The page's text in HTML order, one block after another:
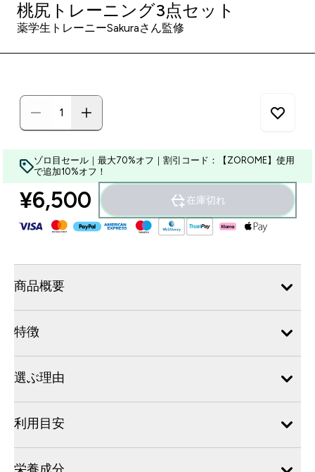
桃尻トレーニング3点セット
薬学生トレーニーSakuraさん監修
ゾロ目セール｜最大70%オフ｜割引コード：【ZOROME】使用
で追加10%オフ！
¥6,500‎ 在庫切れ
商品概要
特徴
選ぶ理由
利用目安
栄養成分